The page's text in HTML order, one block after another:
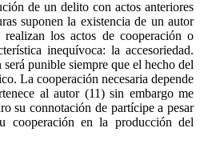
Bluesky
de un delito con actos anteriores
suponen la existencia de un autor
los actos de cooperación o
inequívoca: la accesoriedad.
punible siempre que el hecho del
La cooperación necesaria depende
al autor (11) sin embargo me
su connotación de partícipe a pesar
cooperación en la producción del